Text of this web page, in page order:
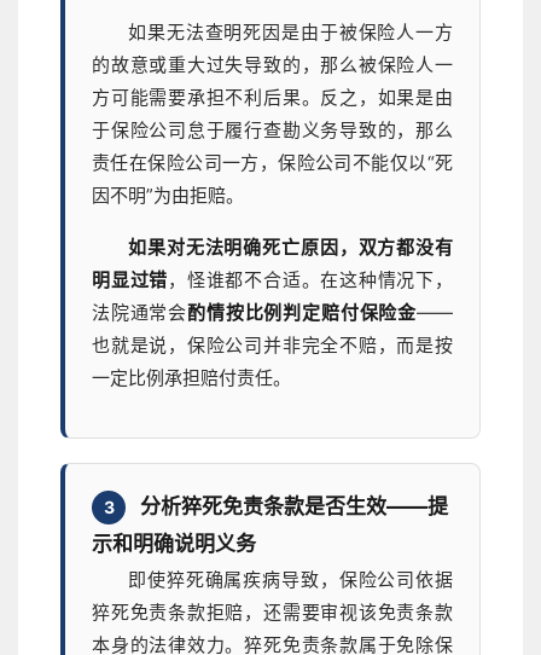
如果无法查明死因是由于被保险人一方
的故意或重大过失导致的，那么被保险人一
方可能需要承担不利后果。反之，如果是由
于保险公司怠于履行查勘义务导致的，那么
责任在保险公司一方，保险公司不能仅以“死
因不明”为由拒赔。
如果对无法明确死亡原因，双方都没有
明显过错，怪谁都不合适。在这种情况下，
法院通常会酌情按比例判定赔付保险金——
也就是说，保险公司并非完全不赔，而是按
一定比例承担赔付责任。
3
分析猝死免责条款是否生效——提
示和明确说明义务
即使猝死确属疾病导致，保险公司依据
猝死免责条款拒赔，还需要审视该免责条款
本身的法律效力。猝死免责条款属于免除保